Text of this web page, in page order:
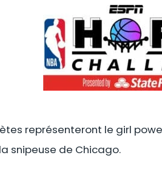
représenteront le girl
snipeuse de Chicago.